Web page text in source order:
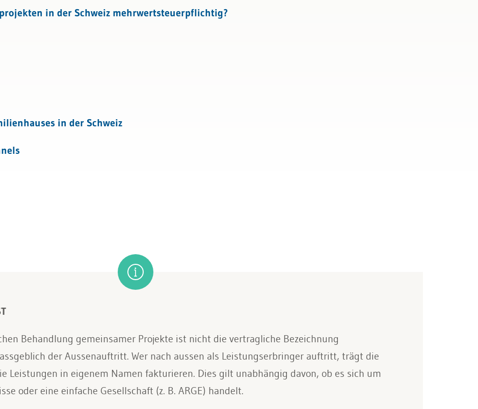
in der Schweiz mehrwertsteuerpflichtig?
in der Schweiz
Behandlung gemeinsamer Projekte ist nicht die vertragliche Bezeichnung
der Aussenauftritt. Wer nach aussen als Leistungserbringer auftritt, trägt die
Leistungen in eigenem Namen fakturieren. Dies gilt unabhängig davon, ob es sich um
oder eine einfache Gesellschaft (z. B. ARGE) handelt.